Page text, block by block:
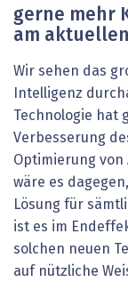
gerne mehr
am
Wir sehen das
Intelligenz
Technologie hat
Verbesserung
Optimierung
wäre es
Lösung für
ist es im
solchen neuen
auf nützliche